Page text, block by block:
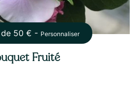
50 € - Personnaliser
Fruité